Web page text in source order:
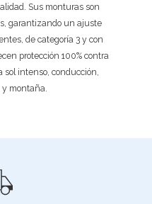
Sus monturas son
garantizando un ajuste
de categoría 3 y con
protección 100% contra
sol intenso, conducción,
montaña.